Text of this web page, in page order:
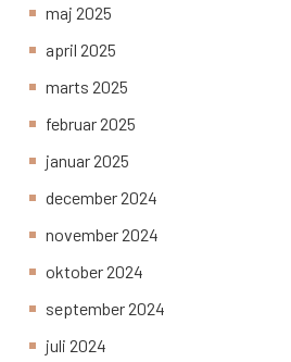
maj 2025
april 2025
marts 2025
februar 2025
januar 2025
december 2024
november 2024
oktober 2024
september 2024
juli 2024